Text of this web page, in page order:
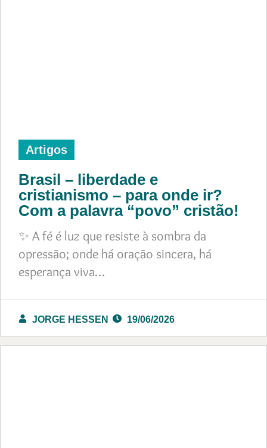
Artigos
Brasil – liberdade e
cristianismo – para onde ir?
Com a palavra “povo” cristão!
✨ A fé é luz que resiste à sombra da
opressão; onde há oração sincera, há
esperança viva…
JORGE HESSEN 19/06/2026